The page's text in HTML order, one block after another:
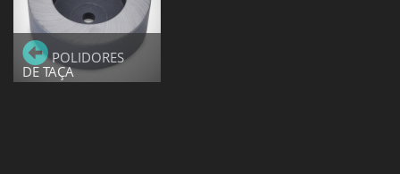
POLIDORES
DE TAÇA